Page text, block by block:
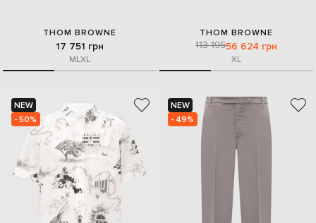
THOM BROWNE
17 751 грн
MLXL
THOM BROWNE
113 19556 624 грн
XL
NEW
- 50%
NEW
- 49%